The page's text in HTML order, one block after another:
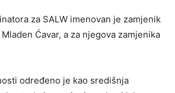
za SALW imenovan je zamjenik
Ćavar, a za njegova zamjenika
određeno je kao središnja